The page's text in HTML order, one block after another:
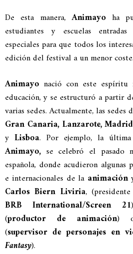
De esta manera,Animayo ha
estudiantes y escuelas
especiales para que todos los
edición del festival a un menor coste.
Animayo nació con este
educación, y se estructuró a partir
varias sedes. Actualmente, las
Gran Canaria, Lanzarote,
y Lisboa. Por ejemplo, la
Animayo, se celebró el pasado
española, donde acudieron algunas
e internacionales de la animación
Carlos Biern Liviria,
BRB International/Screen 21
(productor de animación)
(supervisor de personajes en
Fantasy).